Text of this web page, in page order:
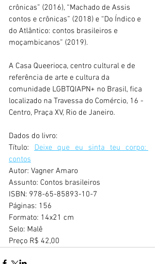
crônicas” (2016), “Machado de Assis
contos e crônicas” (2018) e “Do Índico e
do Atlântico: contos brasileiros e
moçambicanos” (2019).
A Casa Queerioca, centro cultural e de
referência de arte e cultura da
comunidade LGBTQIAPN+ no Brasil, fica
localizado na Travessa do Comércio, 16 -
Centro, Praça XV, Rio de Janeiro.
Dados do livro:
Título: Deixe que eu sinta teu corpo:
contos
Autor: Vagner Amaro
Assunto: Contos brasileiros
ISBN: 978-65-85893-10-7
Páginas: 156
Formato: 14x21 cm
Selo: Malê
Preço R$ 42,00